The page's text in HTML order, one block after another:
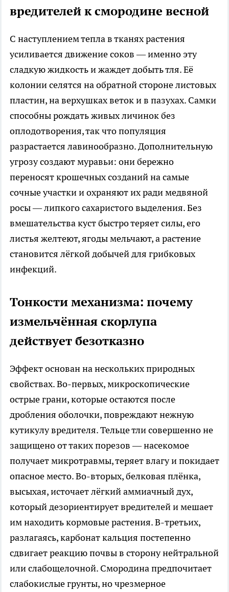
вредителей к смородине весной
С наступлением тепла в тканях растения
усиливается движение соков — именно эту
сладкую жидкость и жаждет добыть тля. Её
колонии селятся на обратной стороне листовых
пластин, на верхушках веток и в пазухах. Самки
способны рождать живых личинок без
оплодотворения, так что популяция
разрастается лавинообразно. Дополнительную
угрозу создают муравьи: они бережно
переносят крошечных созданий на самые
сочные участки и охраняют их ради медвяной
росы — липкого сахаристого выделения. Без
вмешательства куст быстро теряет силы, его
листья желтеют, ягоды мельчают, а растение
становится лёгкой добычей для грибковых
инфекций.
Тонкости механизма: почему
измельчённая скорлупа
действует безотказно
Эффект основан на нескольких природных
свойствах. Во-первых, микроскопические
острые грани, которые остаются после
дробления оболочки, повреждают нежную
кутикулу вредителя. Тельце тли совершенно не
защищено от таких порезов — насекомое
получает микротравмы, теряет влагу и покидает
опасное место. Во-вторых, белковая плёнка,
высыхая, источает лёгкий аммиачный дух,
который дезориентирует вредителей и мешает
им находить кормовые растения. В-третьих,
разлагаясь, карбонат кальция постепенно
сдвигает реакцию почвы в сторону нейтральной
или слабощелочной. Смородина предпочитает
слабокислые грунты, но чрезмерное